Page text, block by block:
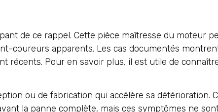
de ce rappel. Cette pièce maîtresse du moteur
coureurs apparents. Les cas documentés
récents. Pour en savoir plus, il est utile de
ou de fabrication qui accélère sa détérioration.
la panne complète, mais ces symptômes ne